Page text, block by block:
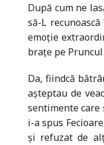
După cum ne
să-L
emoție
brațe pe
Da, fiindcă
așteptau de
sentimente care
i-a spus
și refuzat de